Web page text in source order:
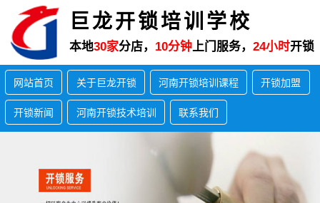
巨龙开锁培训学校
本地30家分店， 10分钟上门服务， 24小时开锁
网站首页 关于巨龙开锁 河南开锁培训课程 开锁加盟
开锁新闻 河南开锁技术培训 联系我们